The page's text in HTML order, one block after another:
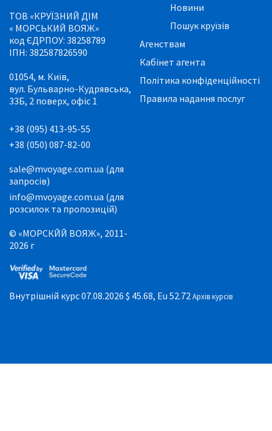
ТОВ «КРУЇЗНИЙ ДІМ
« МОРСЬКИЙ ВОЯЖ»
код ЄДРПОУ: 38258789
ІПН: 382587826590
01054, м. Київ,
вул. Бульварно-Кудрявська,
33Б, 2 поверх, офіс 1
+38 (095) 413-95-55
+38 (050) 087-82-00
sale@mvoyage.com.ua (для
запросів)
info@mvoyage.com.ua (для
розсилок та пропозицій)
© «МОРСКЙЙ ВОЯЖ», 2011-
2026 г
Новини
Пошук круїзів
Агенствам
Кабінет агента
Політика конфіденційності
Правила надання послуг
Внутрішній курс 07.08.2026 $ 45.68, Eu 52.72 Архів курсів